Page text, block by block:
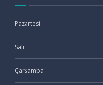
Pazartesi
Salı
Çarşamba